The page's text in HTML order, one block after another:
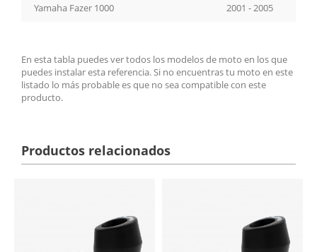
Yamaha Fazer 1000 2001 - 2005
En esta tabla puedes ver todos los modelos de moto en los que
puedes instalar esta referencia. Si no encuentras tu moto en este
listado lo más probable es que no sea compatible con este
producto.
Productos relacionados